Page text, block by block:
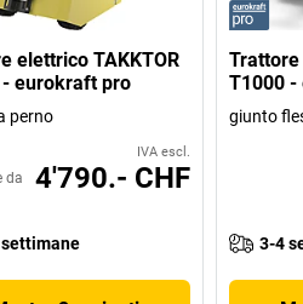
elettrico TAKKTOR
eurokraft pro
perno
IVA escl.
da 4'790.- CHF
Trattore
T1000
giunto
3-4